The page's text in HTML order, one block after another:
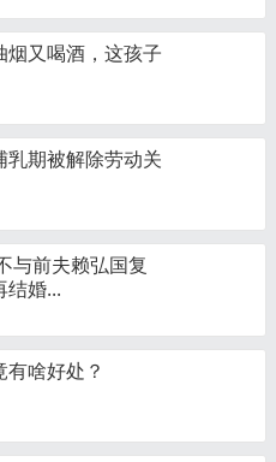
烟又喝酒，这孩子
乳期被解除劳动关
与前夫赖弘国复
结婚...
啥好处？